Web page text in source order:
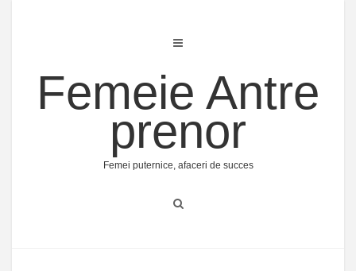
Femeie Antre
prenor
Femei puternice, afaceri de succes